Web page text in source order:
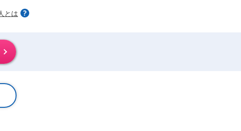
とは